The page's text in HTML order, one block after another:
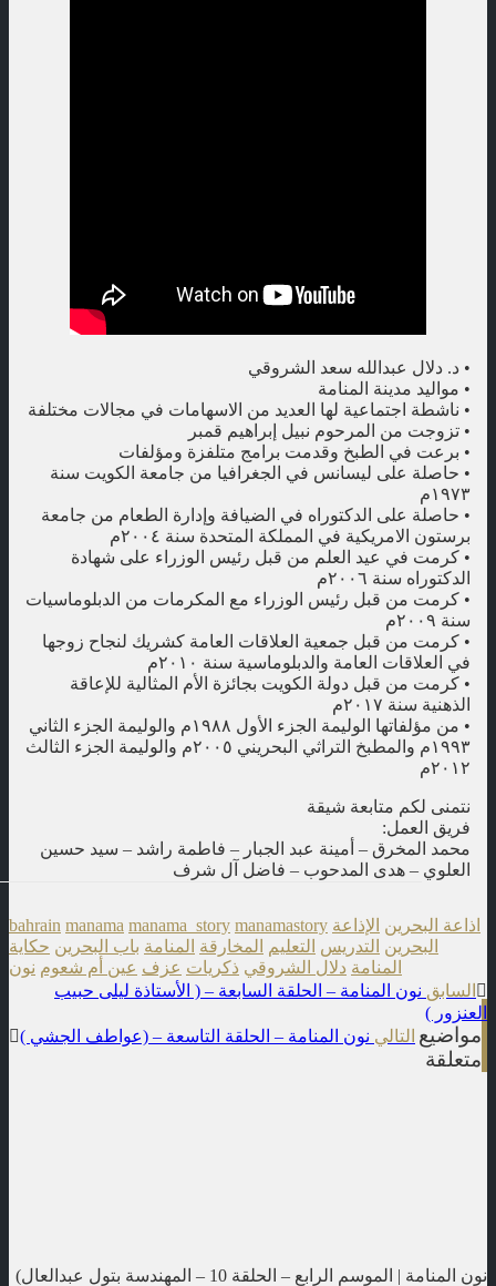
• د. دلال عبدالله سعد الشروقي
• مواليد مدينة المنامة
• ناشطة اجتماعية لها العديد من الاسهامات في مجالات مختلفة
• تزوجت من المرحوم نبيل إبراهيم قمبر
• برعت في الطبخ وقدمت برامج متلفزة ومؤلفات
• حاصلة على ليسانس في الجغرافيا من جامعة الكويت سنة
١٩٧٣م
• حاصلة على الدكتوراه في الضيافة وإدارة الطعام من جامعة
برستون الامريكية في المملكة المتحدة سنة ٢٠٠٤م
• كرمت في عيد العلم من قبل رئيس الوزراء على شهادة
الدكتوراه سنة ٢٠٠٦م
• كرمت من قبل رئيس الوزراء مع المكرمات من الدبلوماسيات
سنة ٢٠٠٩م
• كرمت من قبل جمعية العلاقات العامة كشريك لنجاح زوجها
في العلاقات العامة والدبلوماسية سنة ٢٠١٠م
• كرمت من قبل دولة الكويت بجائزة الأم المثالية للإعاقة
الذهنية سنة ٢٠١٧م
• من مؤلفاتها الوليمة الجزء الأول ١٩٨٨م والوليمة الجزء الثاني
١٩٩٣م والمطبخ التراثي البحريني ٢٠٠٥م والوليمة الجزء الثالث
٢٠١٢م
نتمنى لكم متابعة شيقة
فريق العمل:
محمد المخرق – أمينة عبد الجبار – فاطمة راشد – سيد حسين
العلوي – هدى المدحوب – فاضل آل شرف
bahrain manama manama_story manamastory اذاعة البحرين الإذاعة
البحرين التدريس التعليم المخارقة المنامة باب البحرين حكاية
المنامة دلال الشروقي ذكريات عزف عين أم شعوم نون
السابق نون المنامة – الحلقة السابعة – ( الأستاذة ليلى حبيب
العنزور )
التالي نون المنامة – الحلقة التاسعة – (عواطف الجشي )
مواضيع
متعلقة
نون المنامة | الموسم الرابع – الحلقة 10 – المهندسة بتول عبدالعال)